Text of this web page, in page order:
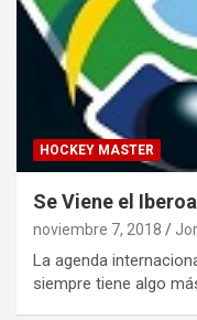
HOCKEY MASTER
Se Viene el
noviembre 7, 2018
La agenda
siempre tiene algo